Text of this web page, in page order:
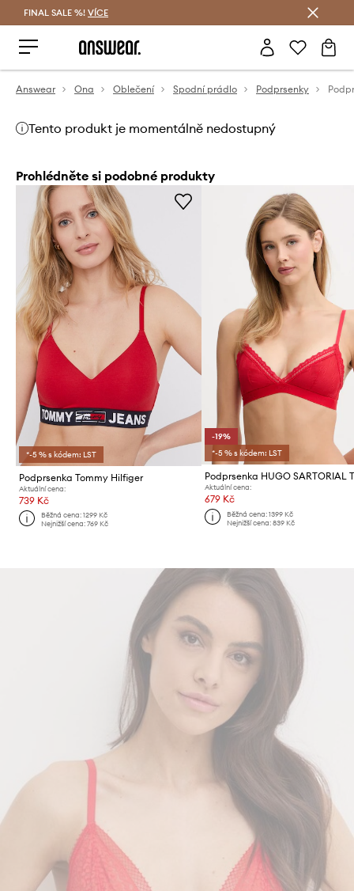
FINAL SALE %! VÍCE
Answear Ona Oblečení Spodní prádlo Podprsenky
Tento produkt je momentálně nedostupný
Prohlédněte si podobné produkty
*-5 % s kódem: LST
Podprsenka Tommy Hilfiger
Aktuální cena:
739 Kč
Běžná cena:1299 Kč
Nejnižší cena:769 Kč
-19%
*-5 % s kódem: LST
Aktuální cena:
679 Kč
Běžná cena: 1399 Kč
Nejnižší cena: 839 Kč